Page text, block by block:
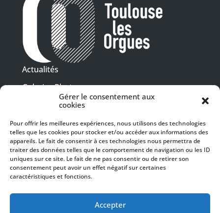
Gérer le consentement aux
cookies
Pour offrir les meilleures expériences, nous utilisons des technologies
telles que les cookies pour stocker et/ou accéder aux informations des
appareils. Le fait de consentir à ces technologies nous permettra de
traiter des données telles que le comportement de navigation ou les ID
uniques sur ce site. Le fait de ne pas consentir ou de retirer son
consentement peut avoir un effet négatif sur certaines
caractéristiques et fonctions.
Accepter
Actualités
Galeries Photos
Vidéothèque
Presse
Programme PDF
Billetterie
Recrutement
Mentions légales
SUIVEZ-NOUS